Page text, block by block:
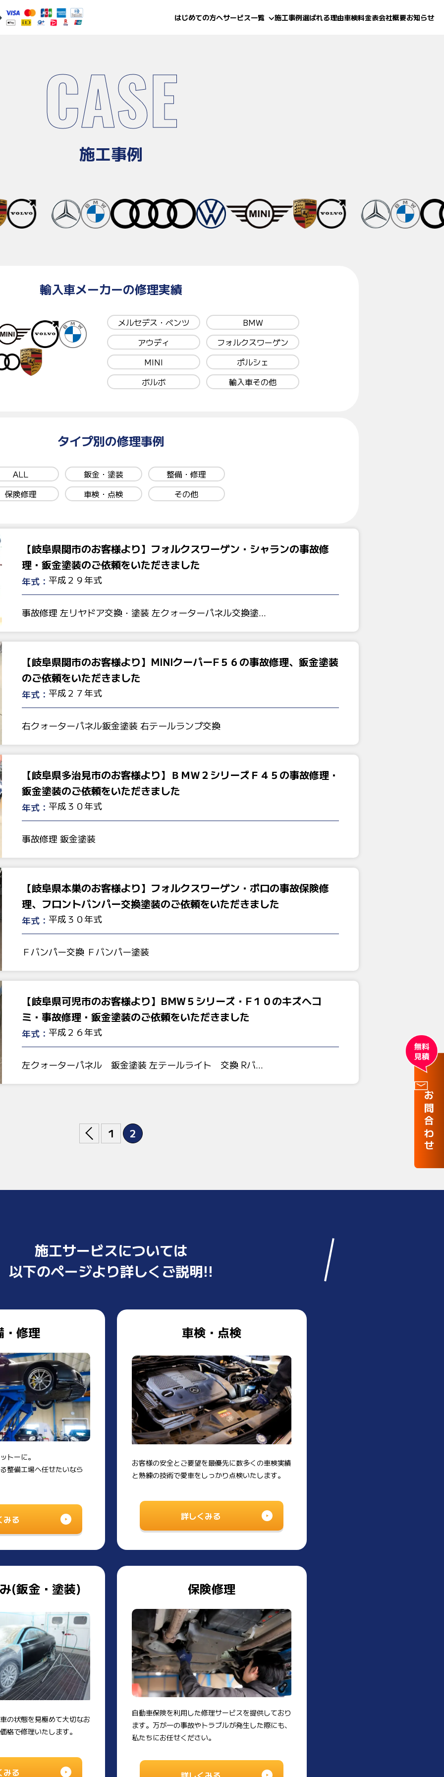
はじめての方へサービス一覧 施工事例選ばれる理由車検料金表会社概要お知らせ
CASE
施工事例
輸入車メーカーの修理実績
メルセデス・ベンツ
BMW
アウディ
フォルクスワーゲン
MINI
ポルシェ
ボルボ
輸入車その他
タイプ別の修理事例
ALL 鈑金・塗装
整備・修理
保険修理
車検・点検 その他
【岐阜県関市のお客様より】フォルクスワーゲン・シャランの事故修
理・鈑金塗装のご依頼をいただきました
年式： 平成２９年式
事故修理 左リヤドア交換・塗装 左クォーターパネル交換塗…
【岐阜県関市のお客様より】MINIクーパーF５６の事故修理、鈑金塗装
のご依頼をいただきました
年式： 平成２７年式
右クォーターパネル鈑金塗装 右テールランプ交換
【岐阜県多治見市のお客様より】ＢＭＷ２シリーズＦ４５の事故修理・
鈑金塗装のご依頼をいただきました
年式： 平成３０年式
事故修理 鈑金塗装
【岐阜県本巣のお客様より】フォルクスワーゲン・ポロの事故保険修
理、フロントバンパー交換塗装のご依頼をいただきました
年式： 平成３０年式
Ｆバンパー交換 Ｆバンパー塗装
【岐阜県可児市のお客様より】BMW５シリーズ・F１０のキズヘコ
ミ・事故修理・鈑金塗装のご依頼をいただきました
年式： 平成２６年式
左クォーターパネル 鈑金塗装 左テールライト 交換 Rバ…
« 1 2
施工サービスについては
以下のページより詳しくご説明!!
・修理
トーに。
整備工場へ任せたいなら
みる
車検・点検
お客様の安全とご要望を最優先に数多くの車検実績
と熟練の技術で愛車をしっかり点検いたします。
詳しくみる
(鈑金・塗装)
の状態を見極めて大切なお
格で修理いたします。
みる
保険修理
自動車保険を利用した修理サービスを提供しており
ます。万が一の事故やトラブルが発生した際にも、
私たちにお任せください。
お問合わせ